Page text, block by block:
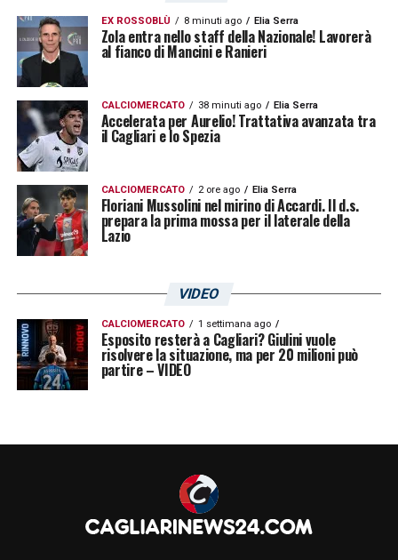
EX ROSSOBLÙ 8 minuti ago Elia Serra
Zola entra nello staff della Nazionale! Lavorerà
al fianco di Mancini e Ranieri
CALCIOMERCATO 38 minuti ago Elia Serra
Accelerata per Aurelio! Trattativa avanzata tra
il Cagliari e lo Spezia
CALCIOMERCATO 2 ore ago Elia Serra
Floriani Mussolini nel mirino di Accardi. Il d.s.
prepara la prima mossa per il laterale della
Lazio
VIDEO
CALCIOMERCATO 1 settimana ago
Esposito resterà a Cagliari? Giulini vuole
risolvere la situazione, ma per 20 milioni può
partire – VIDEO